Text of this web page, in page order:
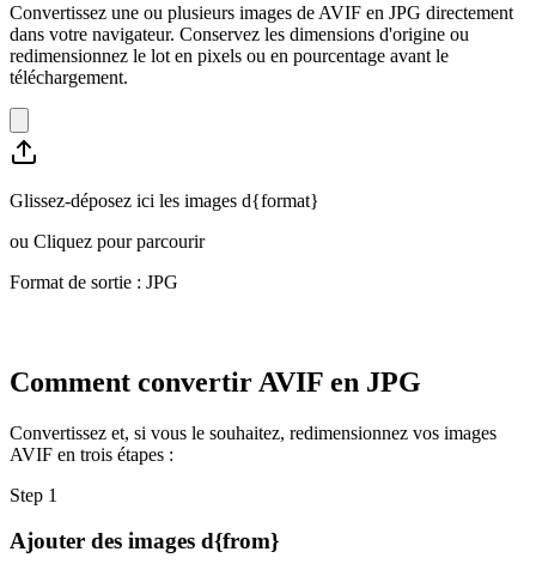
Convertissez une ou plusieurs images de AVIF en JPG directement
dans votre navigateur. Conservez les dimensions d'origine ou
redimensionnez le lot en pixels ou en pourcentage avant le
téléchargement.
Glissez-déposez ici les images d{format}
ou Cliquez pour parcourir
Format de sortie : JPG
Comment convertir AVIF en JPG
Convertissez et, si vous le souhaitez, redimensionnez vos images
AVIF en trois étapes :
Step 1
Ajouter des images d{from}